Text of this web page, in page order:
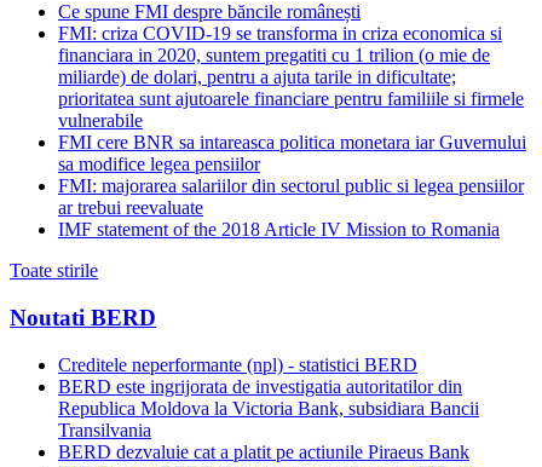
Ce spune FMI despre băncile românești
FMI: criza COVID-19 se transforma in criza economica si
financiara in 2020, suntem pregatiti cu 1 trilion (o mie de
miliarde) de dolari, pentru a ajuta tarile in dificultate;
prioritatea sunt ajutoarele financiare pentru familiile si firmele
vulnerabile
FMI cere BNR sa intareasca politica monetara iar Guvernului
sa modifice legea pensiilor
FMI: majorarea salariilor din sectorul public si legea pensiilor
ar trebui reevaluate
IMF statement of the 2018 Article IV Mission to Romania
Toate stirile
Noutati BERD
Creditele neperformante (npl) - statistici BERD
BERD este ingrijorata de investigatia autoritatilor din
Republica Moldova la Victoria Bank, subsidiara Bancii
Transilvania
BERD dezvaluie cat a platit pe actiunile Piraeus Bank